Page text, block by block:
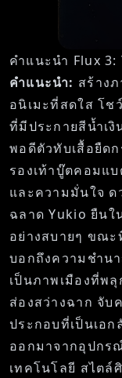
คำแนะนำ Flux 3:
คำแนะนำ: สร้าง
อนิเมะที่สดใส โช
ที่มีประกายสีน้ำเงิ
พอดีตัวทับเสื้อยืด
รองเท้าบู๊ตคอมแ
และความมั่นใจ ด
ฉลาด Yukio ยืนใ
อย่างสบายๆ ขณ
บอกถึงความชำน
เป็นภาพเมืองที่พ
ส่องสว่างฉาก จับ
ประกอบที่เป็นเอ
ออกมาจากอุปกร
เทคโนโลยี สไตล์